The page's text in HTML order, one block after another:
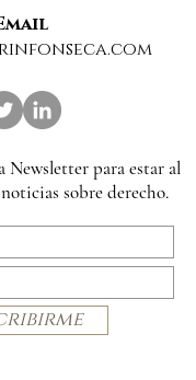
Newsletter para estar al
sobre derecho.